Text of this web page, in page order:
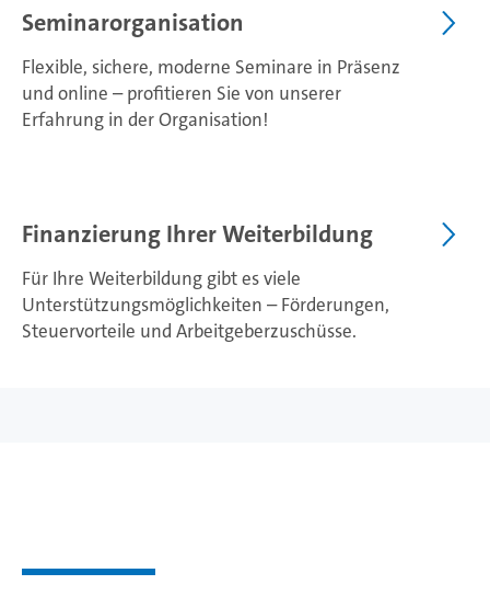
Seminarorganisation
Flexible, sichere, moderne Seminare in Präsenz
und online – profitieren Sie von unserer
Erfahrung in der Organisation!
Finanzierung Ihrer Weiterbildung
Für Ihre Weiterbildung gibt es viele
Unterstützungsmöglichkeiten – Förderungen,
Steuervorteile und Arbeitgeberzuschüsse.